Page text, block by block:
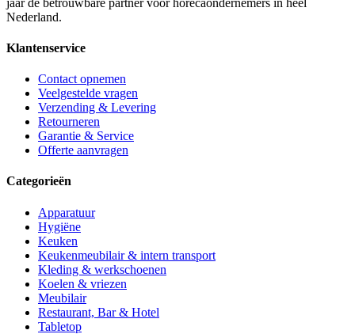
Nederland.
Klantenservice
Contact opnemen
Veelgestelde vragen
Verzending & Levering
Retourneren
Garantie & Service
Offerte aanvragen
Categorieën
Apparatuur
Hygiëne
Keuken
Keukenmeubilair & intern transport
Kleding & werkschoenen
Koelen & vriezen
Meubilair
Restaurant, Bar & Hotel
Tabletop